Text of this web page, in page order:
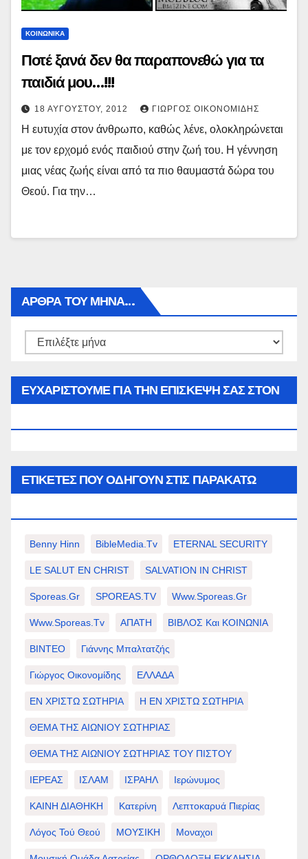
ΚΟΙΝΩΝΙΚΑ
Ποτέ ξανά δεν θα παραπονεθώ για τα
παιδιά μου…!!!
18 ΑΥΓΟΎΣΤΟΥ, 2012 ΓΙΏΡΓΟΣ ΟΙΚΟΝΟΜΊΔΗΣ
Η ευτυχία στον άνθρωπο, καθώς λένε, ολοκληρώνεται
με τον ερχομό ενός παιδιού στην ζωή του. Η γέννηση
μιας νέας ζωής είναι από τα πιο θαυμαστά δώρα του
Θεού. Για την…
ΑΡΘΡΑ ΤΟΥ ΜΉΝΑ…
Αρθρα
ΕΥΧΑΡΙΣΤΟΥΜΕ ΓΙΑ ΤΗΝ ΕΠΙΣΚΕΨΗ ΣΑΣ ΣΤΟΝ
ΕΤΙΚΈΤΕΣ ΠΟΥ ΟΔΗΓΟΎΝ ΣΤΙΣ ΠΑΡΑΚΆΤΩ
Benny Hinn BibleMedia.tv ETERNAL SECURITY
LE SALUT EN CHRIST SALVATION IN CHRIST
Sporeas.gr SPOREAS.TV Www.sporeas.gr
Www.sporeas.tv ΑΠΑΤΗ ΒΙΒΛΟΣ Και ΚΟΙΝΩΝΙΑ
ΒΙΝΤΕΟ Γιάννης Μπαλτατζής
Γιώργος Οικονομίδης ΕΛΛΑΔΑ
ΕΝ ΧΡΙΣΤΩ ΣΩΤΗΡΙΑ Η ΕΝ ΧΡΙΣΤΩ ΣΩΤΗΡΙΑ
ΘΕΜΑ ΤΗΣ ΑΙΩΝΙΟΥ ΣΩΤΗΡΙΑΣ
ΘΕΜΑ ΤΗΣ ΑΙΩΝΙΟΥ ΣΩΤΗΡΙΑΣ ΤΟΥ ΠΙΣΤΟΥ
ΙΕΡΕΑΣ ΙΣΛΑΜ ΙΣΡΑΗΛ Ιερώνυμος
ΚΑΙΝΗ ΔΙΑΘΗΚΗ Κατερίνη Λεπτοκαρυά Πιερίας
Λόγος Τού Θεού ΜΟΥΣΙΚΗ Μοναχοι